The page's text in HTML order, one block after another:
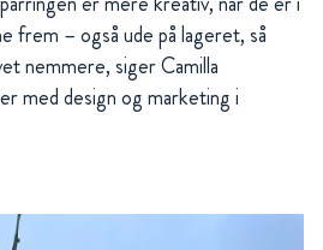
frem – også ude på lageret, så
nemmere, siger Camilla
med design og marketing i